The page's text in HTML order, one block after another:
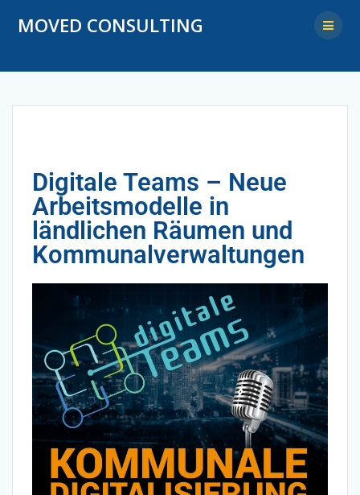
MOVED CONSULTING
Digitale Teams – Neue
Arbeitsmodelle in
ländlichen Räumen und
Kommunalverwaltungen